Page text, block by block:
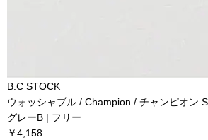
B.C STOCK
ウォッシャブル / Champion / チャンピオン
グレーB | フリー
￥4,158